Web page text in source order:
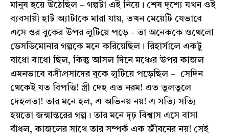
মানুষ হয়ে উঠেছিল – গল্পটা এই নিয়ে। শেষ দৃশ্যে যখন ওই
ব্যবসায়ী হার্ট অ্যাটাকে মারা যায়, তখন মেয়েটি যেভাবে
এসে ওর বুকের উপর লুটিয়ে পড়ে - তা অনেককে ওথেলো
ডেসডিমোনার গল্পকে মনে করিয়েছিল। রিহার্সালে একটু
বাধো বাধো ছিল, কিন্তু আসল দিনে মঞ্চের উপর কাজল
এমনভাবে বদ্রীপ্রসাদের বুকে লুটিয়ে পড়েছিল – সেদিন
থেকেই যত বিপত্তি! স্ত্রী দেহ এত নরম! এত তুলতুলে
দেহলতা! তার মনে হল, এ অভিনয় নয়! এ সত্যি সত্যি
হয়তো জন্মান্তরের গল্প। তার মনে দৃঢ় বিশ্বাস এসে বাসা
বাঁধল, কাজলের সাথে তার সম্পর্ক এক জীবনের নয়! সেই